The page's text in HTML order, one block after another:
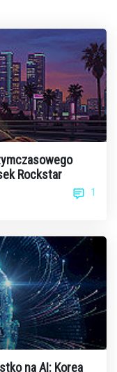
Rockstar
1
na AI: Korea